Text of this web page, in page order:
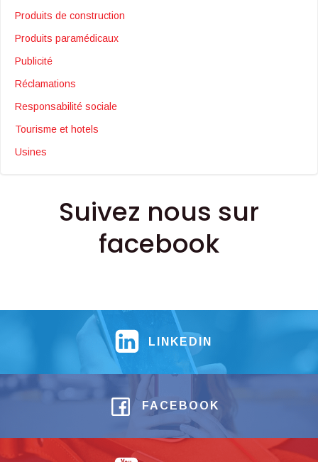
Produits de construction
Produits paramédicaux
Publicité
Réclamations
Responsabilité sociale
Tourisme et hotels
Usines
Suivez nous sur
facebook
LINKEDIN
FACEBOOK